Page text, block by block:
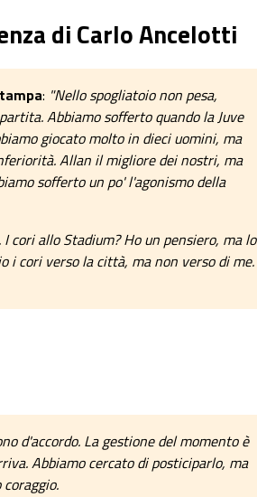
di Carlo Ancelotti
: "Nello spogliatoio non pesa,
Abbiamo sofferto quando la Juve
giocato molto in dieci uomini, ma
Allan il migliore dei nostri, ma
sofferto un po' l'agonismo della
cori allo Stadium? Ho un pensiero, ma lo
i cori verso la città, ma non verso di me.
d'accordo. La gestione del momento è
Abbiamo cercato di posticiparlo, ma